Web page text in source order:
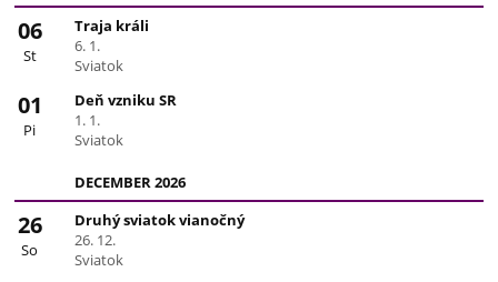
06
St
Traja králi
6. 1.
Sviatok
01
Pi
Deň vzniku SR
1. 1.
Sviatok
DECEMBER 2026
26
So
Druhý sviatok vianočný
26. 12.
Sviatok